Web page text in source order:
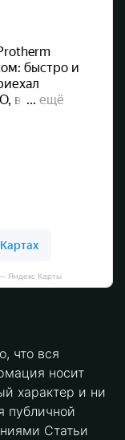
Яндекс Карты
что вся
носит
характер и ни
публичной
Статьи